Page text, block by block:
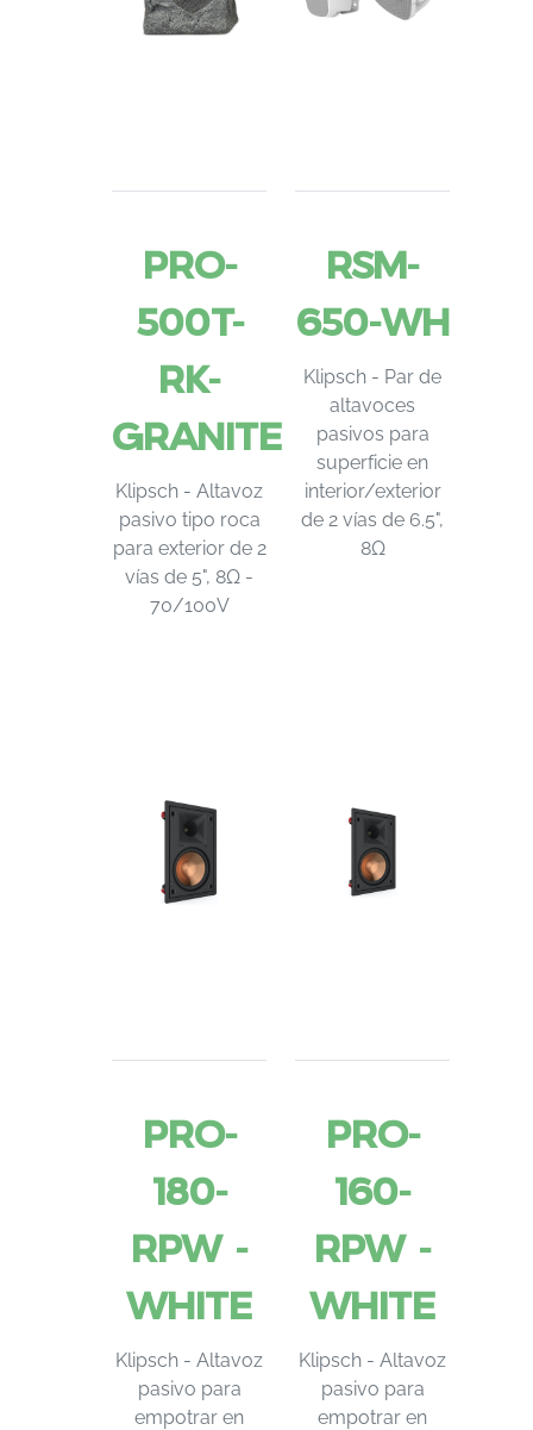
PRO-
500T-
RK-
GRANITE
Klipsch - Altavoz
pasivo tipo roca
para exterior de 2
vías de 5", 8Ω -
70/100V
RSM-
650-WH
Klipsch - Par de
altavoces
pasivos para
superficie en
interior/exterior
de 2 vías de 6.5",
8Ω
PRO-
180-
RPW -
WHITE
Klipsch - Altavoz
pasivo para
empotrar en
PRO-
160-
RPW -
WHITE
Klipsch - Altavoz
pasivo para
empotrar en